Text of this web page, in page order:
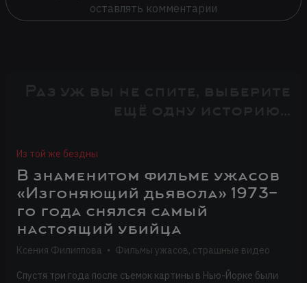
оставлять комментарии
Из той же бездны
В знаменитом фильме ужасов
«Изгоняющий дьявола» 1973-
го года снялся самый
настоящий убийца
Ксения Филиппова • Фильмы ужасов, страшные видео
Спустя три года после съемок картины в Нью-Йорке были